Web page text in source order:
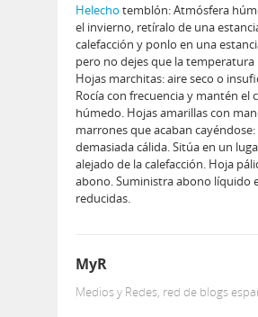
Helecho temblón: Atmósfera
el invierno, retíralo de una
calefacción y ponlo en una
pero no dejes que la temperatura
Hojas marchitas: aire seco o
Rocía con frecuencia y mantén el
húmedo. Hojas amarillas con
marrones que acaban
demasiada cálida. Sitúa en un
alejado de la calefacción. Hoja
abono. Suministra abono lí­quido
reducidas.
MyR
Medios y Redes, red de blogs